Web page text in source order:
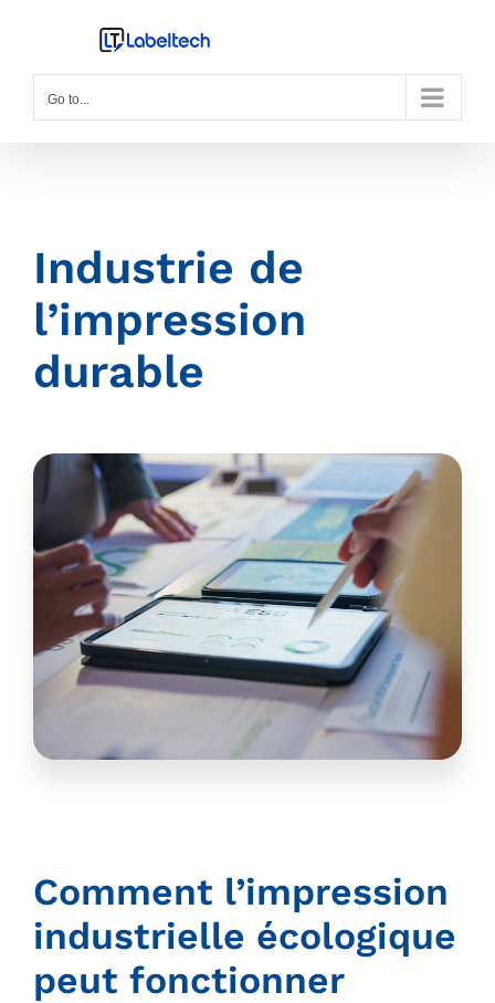
Go to...
Industrie de
l’impression
durable
Comment l’impression
industrielle écologique
peut fonctionner